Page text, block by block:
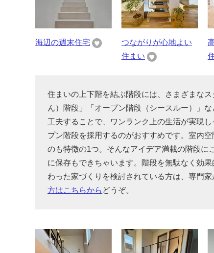
海辺の週末住宅
つながりが心地よい
住まい
住まいの上下階を結ぶ階段には、さまざまな
ん）階段」「オープン階段（シースルー）」
工夫することで、ワンランク上の生活が実現
プン階段を採用するのがおすすめです。室内
のも特徴の1つ。そんなアイデア満載の階段に
に保存もできちゃいます。階段を無駄なく効
わった家づくりを検討されている方は、専門
方はこちらから どうぞ。